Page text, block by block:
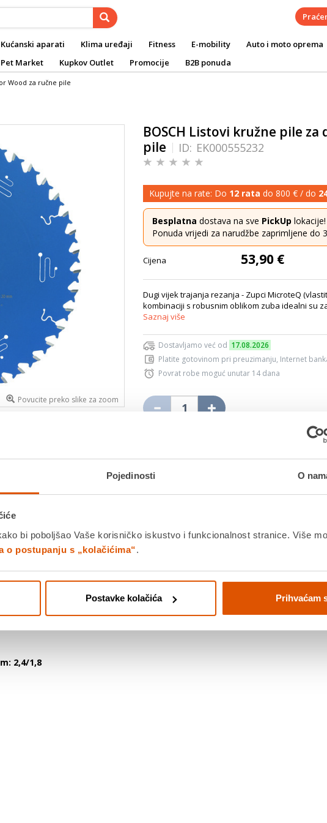
Pojedinosti O
bi poboljšao Vaše korisničko iskustvo i funkcionalnost stranice. Više
o postupanju s „kolačićima“.
Postavke kolačića Prihvaćam
Kućanski aparati Klima uređaji Fitness E-mobility Auto i moto oprema
Pet Market Kupkov Outlet Promocije B2B ponuda
Wood za ručne pile
Povucite preko slike za zoom
BOSCH Listovi kružne pile
pile
ID: EK000555232
Kupujte na rate: Do 12 rata do 800 € / do
Besplatna dostava na sve PickUp lokacije!
Ponuda vrijedi za narudžbe zaprimljene do
Cijena 53,90 €
Dugi vijek trajanja rezanja - Zupci MicroteQ
kombinaciji s robusnim oblikom zuba idealni su
Saznaj više
Dostavljamo već od 17.08.2026
Platite gotovinom pri preuzimanju, Internet
Povrat robe moguć unutar 14 dana
DODAJTE U
KUPITE ODMAH
od karbida visoke gustoće u kombinaciji s robusnim oblikom zuba idealni su
dobivati različiti rezultati sa svim Expert for Wood listovima kružnih pila s
zubi jamči učinkovito rezanje dobrih rezova. Funkcionira s ili bez
2,4/1,8